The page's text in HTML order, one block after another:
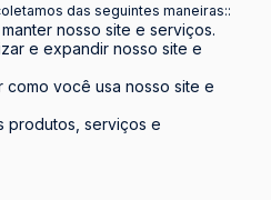
das seguintes maneiras::
nosso site e serviços.
e expandir nosso site e
como você usa nosso site e
produtos, serviços e